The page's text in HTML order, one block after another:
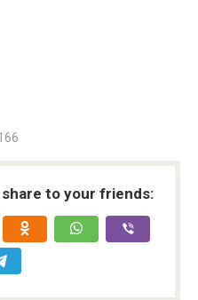
to your friends: